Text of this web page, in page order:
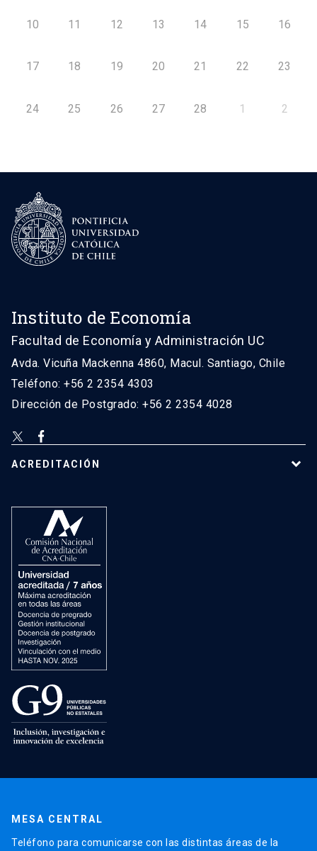
10 11 12 13 14 15 16
17 18 19 20 21 22 23
24 25 26 27 28 1 2
Instituto de Economía
Facultad de Economía y Administración UC
Avda. Vicuña Mackenna 4860, Macul. Santiago, Chile
Teléfono: +56 2 2354 4303
Dirección de Postgrado: +56 2 2354 4028
ACREDITACIÓN
MESA CENTRAL
Teléfono para comunicarse con las distintas áreas de la